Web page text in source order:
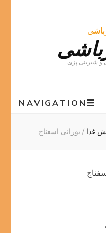
و شیرینی پزی
NAVIGATION
غذا / بورانی اسفناج